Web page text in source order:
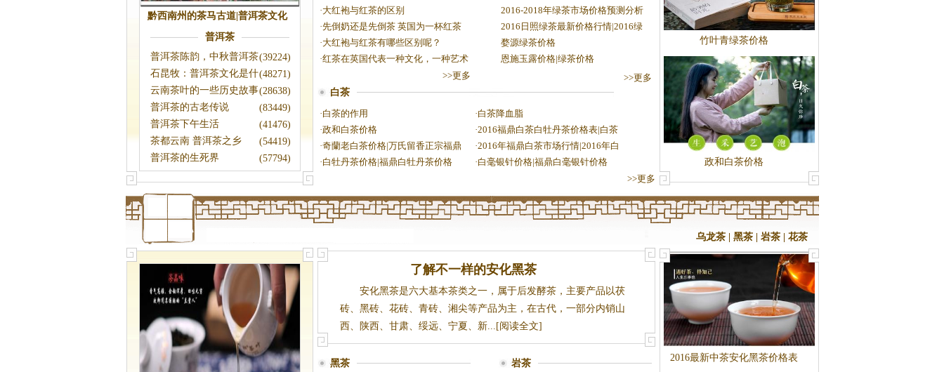
黔西南州的茶马古道|普洱茶文化
普洱茶
(39224)
普洱茶陈韵，中秋普洱茶
降价啦
(48271)
石昆牧：普洱茶文化是什
么？
(28638)
云南茶叶的一些历史故事
(83449)
普洱茶的古老传说
(41476)
普洱茶下午生活
(54419)
茶都云南 普洱茶之乡
(57794)
普洱茶的生死界
·大红袍与红茶的区别
·先倒奶还是先倒茶 英国为一杯红茶
·大红袍与红茶有哪些区别呢？
·红茶在英国代表一种文化，一种艺术
>>更多
询|统一绿茶批发
东日照绿茶
2016-2018年绿茶市场价格预测分析
2016日照绿茶最新价格行情|2016绿
婺源绿茶价格
恩施玉露价格|绿茶价格
>>更多
白茶
·白茶的作用 ·白茶降血脂
·政和白茶价格 ·2016福鼎白茶白牡丹茶价格表|白茶
·奇蘭老白茶价格|万氏留香正宗福鼎 ·2016年福鼎白茶市场行情|2016年白
·白牡丹茶价格|福鼎白牡丹茶价格 ·白毫银针价格|福鼎白毫银针价格
>>更多
竹叶青绿茶价格
政和白茶价格
乌龙茶| 黑茶| 岩茶| 花茶
了解不一样的安化黑茶
安化黑茶是六大基本茶类之一，属于后发酵茶，主要产品以茯
砖、黑砖、花砖、青砖、湘尖等产品为主，在古代，一部分内销山
西、陕西、甘肃、绥远、宁夏、新...[阅读全文]
黑茶
岩茶
2016最新中茶安化黑茶价格表